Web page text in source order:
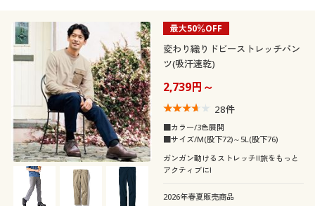
最大50％OFF
変わり織りドビーストレッチパン
ツ(吸汗速乾)
2,739円～
28件
■カラー/3色展開
■サイズ/M(股下72)～5L(股下76)
ガンガン動けるストレッチ!!旅をもっと
アクティブに!
2026年春夏販売商品